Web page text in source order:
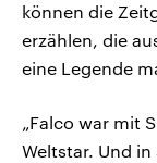
können die
erzählen, die
eine Legende
„Falco war mit
Weltstar. Und